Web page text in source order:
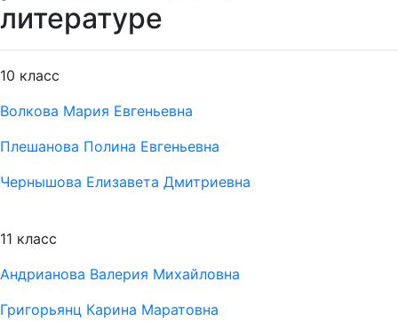
литературе
10 класс
Волкова Мария Евгеньевна
Плешанова Полина Евгеньевна
Чернышова Елизавета Дмитриевна
11 класс
Андрианова Валерия Михайловна
Григорьянц Карина Маратовна